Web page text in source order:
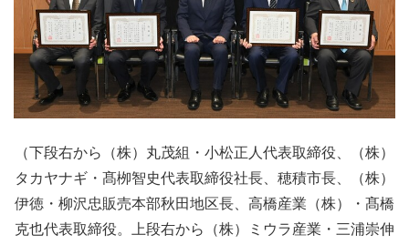
（下段右から（株）丸茂組・小松正人代表取締役、（株）
タカヤナギ・髙栁智史代表取締役社長、穂積市長、（株）
伊徳・柳沢忠販売本部秋田地区長、高橋産業（株）・髙橋
克也代表取締役。上段右から（株）ミウラ産業・三浦崇伸